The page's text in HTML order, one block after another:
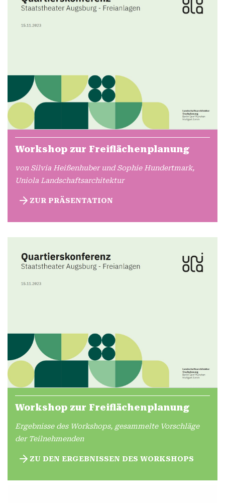
Workshop zur Freiflächenplanung
von Silvia Heißenhuber und Sophie Hundertmark,
Uniola Landschaftsarchitektur
ZUR PRÄSENTATION
Workshop zur Freiflächenplanung
Ergebnisse des Workshops, gesammelte Vorschläge
der Teilnehmenden
ZU DEN ERGEBNISSEN DES WORKSHOPS